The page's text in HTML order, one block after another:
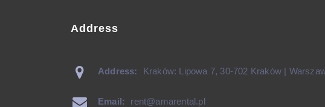
Address
Address: Kraków: Lipowa 7, 30-702 Kraków |
Email: rent@amarental.pl